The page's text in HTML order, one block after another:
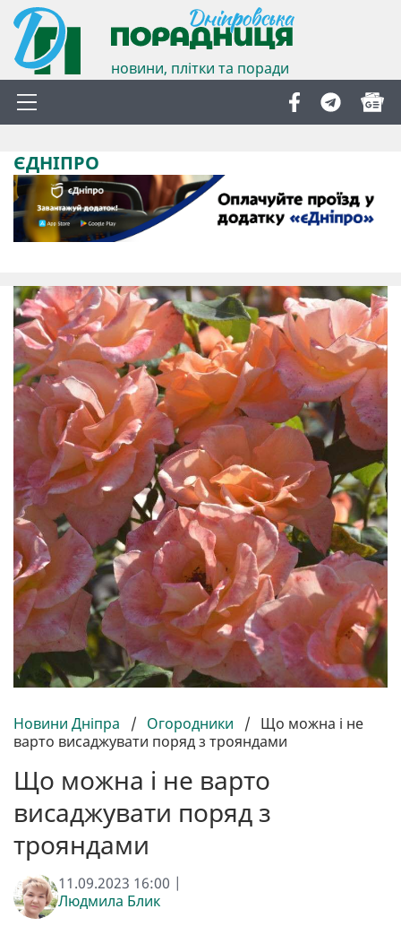
новини, плітки та поради
ЄДНІПРО
Новини Дніпра / Огородники / Що можна і не
варто висаджувати поряд з трояндами
Що можна і не варто
висаджувати поряд з
трояндами
11.09.2023 16:00 |
Людмила Блик